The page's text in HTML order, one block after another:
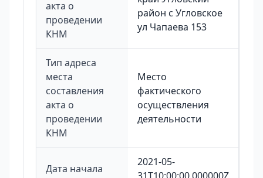
акта о
проведении
КНМ
район с Угловское
ул Чапаева 153
Тип адреса
места
составления
акта о
проведении
КНМ
Место
фактического
осуществления
деятельности
Дата начала
2021-05-